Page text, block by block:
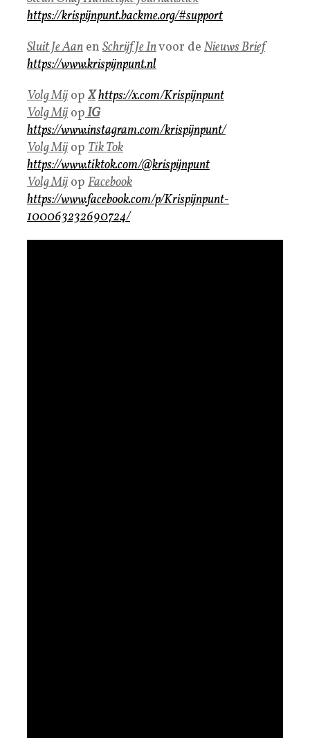
https://krispijnpunt.backme.org/#support
Sluit Je Aan en Schrijf Je Invoor de Nieuws Brief
https://www.krispijnpunt.nl
Volg Mij opXhttps://x.com/Krispijnpunt
Volg Mij opIG
https://www.instagram.com/krispijnpunt/
Volg Mij op Tik Tok
https://www.tiktok.com/@krispijnpunt
Volg Mij op Facebook
https://www.facebook.com/p/Krispijnpunt-
100063232690724/